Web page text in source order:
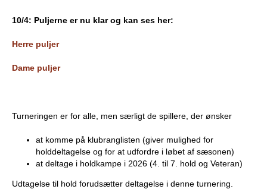
n
10/4: Puljerne er nu klar og kan ses her:
Herre puljer
Dame puljer
Turneringen er for alle, men særligt de spillere, der ønsker
at komme på klubranglisten (giver mulighed for
holddeltagelse og for at udfordre i løbet af sæsonen)
at deltage i holdkampe i 2026 (4. til 7. hold og Veteran)
Udtagelse til hold forudsætter deltagelse i denne turnering.